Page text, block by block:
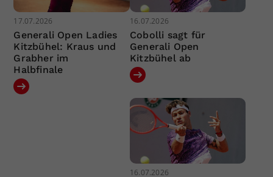
17.07.2026
Generali Open Ladies
Kitzbühel: Kraus und
Grabher im
Halbfinale
16.07.2026
Cobolli sagt für
Generali Open
Kitzbühel ab
16.07.2026